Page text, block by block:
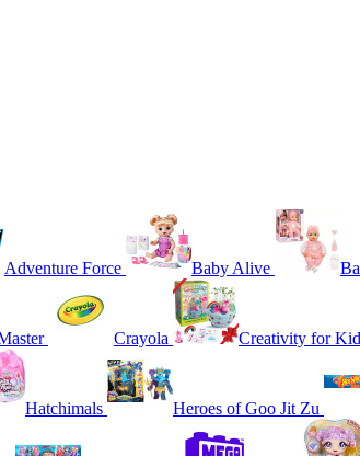
Adventure Force Baby Alive
Crayola Creativity for
Hatchimals Heroes of Goo Jit Zu